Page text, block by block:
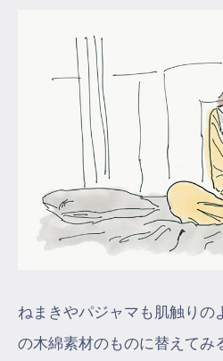
ねまきやパジャマも肌触りの
の木綿素材のものに替えてみ